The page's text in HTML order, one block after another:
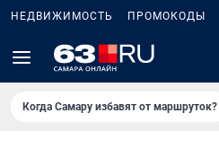
НЕДВИЖИМОСТЬ ПРОМОКОДЫ
Когда Самару избавят от маршруток?